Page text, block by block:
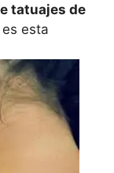
tatuajes de
esta